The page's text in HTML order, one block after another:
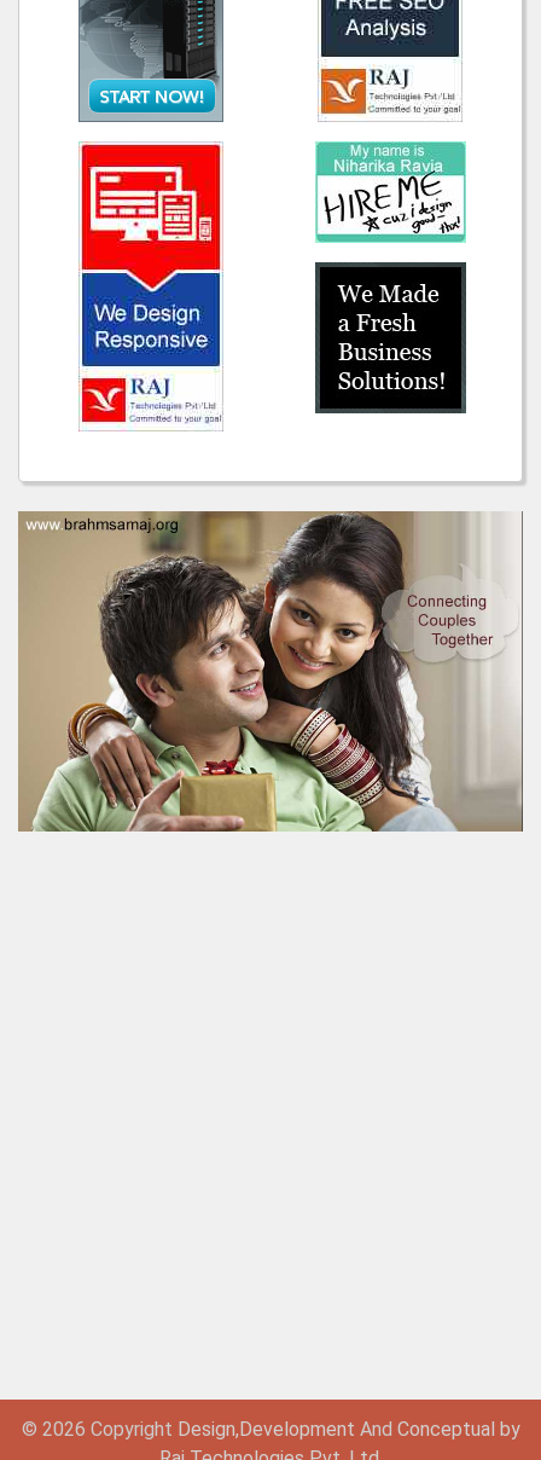
© 2026 Copyright Design,Development And Conceptual by